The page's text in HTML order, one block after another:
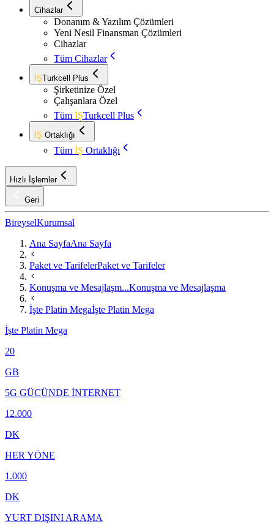
Cihazlar
Donanım & Yazılım Çözümleri
Yeni Nesil Finansman Çözümleri
Cihazlar
Tüm Cihazlar
İŞTurkcell Plus
Şirketinize Özel
Çalışanlara Özel
Tüm İŞTurkcell Plus
İŞ Ortaklığı
Tüm İŞ Ortaklığı
Hızlı İşlemler
Geri
BireyselKurumsal
Ana SayfaAna Sayfa
Paket ve TarifelerPaket ve Tarifeler
Konuşma ve Mesajlaşm...Konuşma ve Mesajlaşma
İşte Platin Megaİşte Platin Mega
İşte Platin Mega
20
GB
5G GÜCÜNDE İNTERNET
12.000
DK
HER YÖNE
1.000
DK
YURT DIŞINI ARAMA